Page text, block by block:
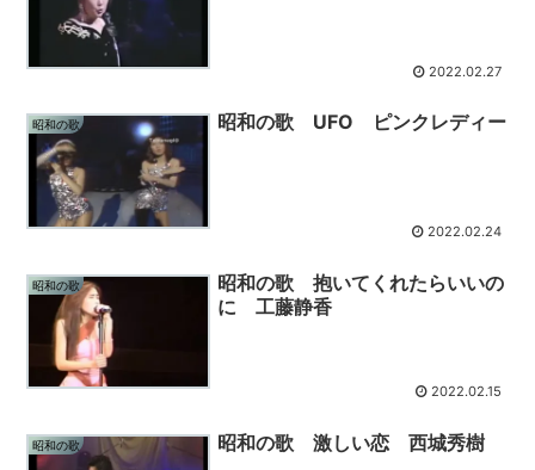
2022.02.27
昭和の歌 昭和の歌 UFO ピンクレディー
2022.02.24
昭和の歌
昭和の歌 抱いてくれたらいいの
に 工藤静香
2022.02.15
昭和の歌 昭和の歌 激しい恋 西城秀樹